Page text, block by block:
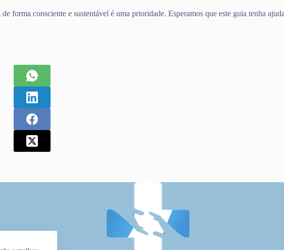
forma consciente e sustentável é uma prioridade. Esperamos que este guia tenha